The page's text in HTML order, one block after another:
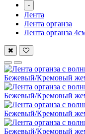
-
Лента
Лента органза
Лента органза